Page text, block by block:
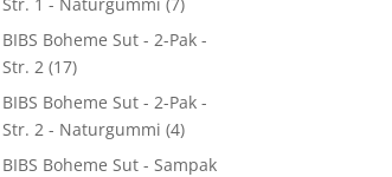
BIBS Boheme Sut - 2-Pak -
Str. 2 (17)
BIBS Boheme Sut - 2-Pak -
Str. 2 - Naturgummi (4)
BIBS Boheme Sut - Sampak